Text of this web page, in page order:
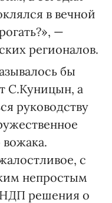
в вечной
—
регионалов.
бы
С.Куницын, а
руководству
с
непростым
решения о